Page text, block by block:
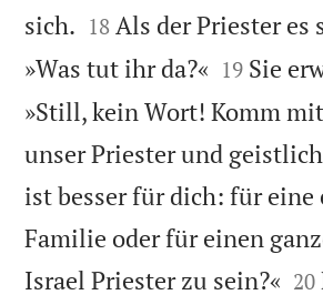
sich. 

18 Als der Priester es
»Was tut ihr da?« 

19 Sie
»Still, kein Wort! Komm
unser Priester und
ist besser für dich: für eine
Familie oder für einen
Israel Priester zu sein?« 

20